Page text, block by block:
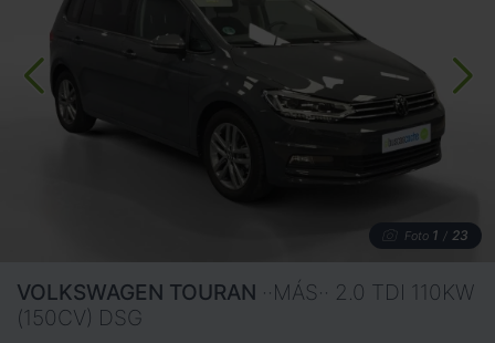
Foto 1 / 23
VOLKSWAGEN TOURAN ··MÁS·· 2.0 TDI 110KW
(150CV) DSG